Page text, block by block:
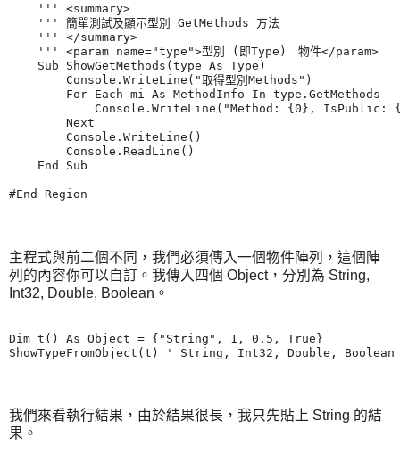
    ''' <summary>
    ''' 簡單測試及顯示型別 GetMethods 方法
    ''' </summary>
    ''' <param name="type">型別 (即Type)　物件</param>
    Sub ShowGetMethods(type As Type)
        Console.WriteLine("取得型別Methods")
        For Each mi As MethodInfo In type.GetMethods
Console.WriteLine("Method: {0}, IsPublic:
        Next
        Console.WriteLine()
        Console.ReadLine()
    End Sub
主程式與前二個不同，我們必須傳入一個物件陣列，這個陣
列的內容你可以自訂。我傳入四個 Object，分別為 String,
Int32, Double, Boolean。
Dim t() As Object = {"String", 1, 0.5, True}
我們來看執行結果，由於結果很長，我只先貼上 String 的結
果。